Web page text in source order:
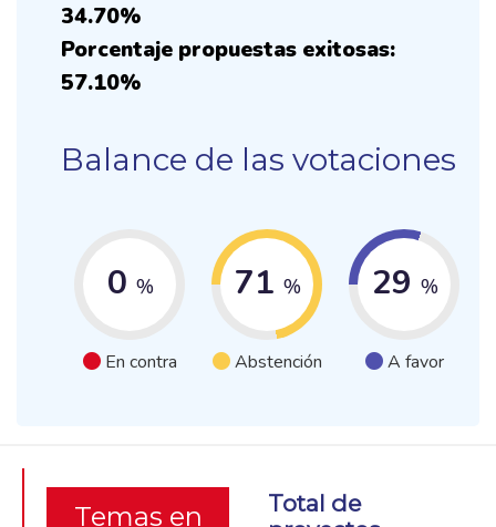
34.70%
Porcentaje propuestas exitosas:
57.10%
Balance de las votaciones
0 %
En contra
71 %
Abstención
29 %
A favor
Temas en
Total de